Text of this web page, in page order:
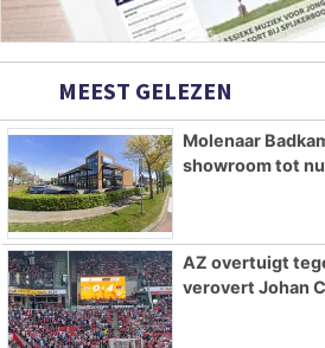
MEEST GELEZEN
Molenaar
showroom tot
AZ overtuigt
verovert Johan